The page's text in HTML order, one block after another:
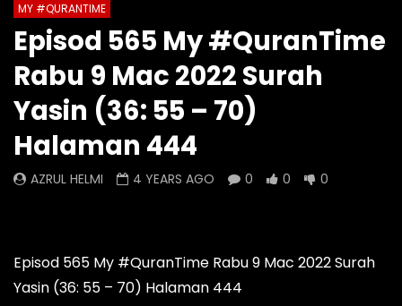
0 Comments
Episod 1333 My #QuranTime
2.0
AZRUL HELMI
9 HOURS AGO - LUD:3 DAYS AGO
0
0 0
Episod 1332 My
2.0
MY #QURANTIME
Episod 565 My #QuranTime
Rabu 9 Mac 2022 Surah
Yasin (36: 55 – 70)
Halaman 444
AZRUL HELMI 4 YEARS AGO 0 0 0
Episod 565 My #QuranTime Rabu 9 Mac 2022 Surah
Yasin (36: 55 – 70) Halaman 444